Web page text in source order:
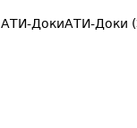
АТИ-ДокиАТИ-Доки